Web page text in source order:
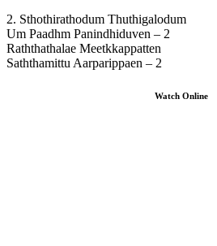
2. Sthothirathodum Thuthigalodum
Um Paadhm Panindhiduven – 2
Raththathalae Meetkkappatten
Saththamittu Aarparippaen – 2
Watch Online